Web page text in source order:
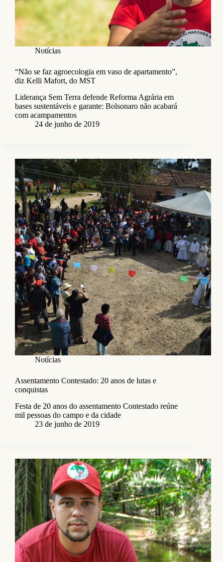
Notícias
“Não se faz agroecologia em vaso de apartamento”,
diz Kelli Mafort, do MST
Liderança Sem Terra defende Reforma Agrária em
bases sustentáveis e garante: Bolsonaro não acabará
com acampamentos
24 de junho de 2019
Notícias
Assentamento Contestado: 20 anos de lutas e
conquistas
Festa de 20 anos do assentamento Contestado reúne
mil pessoas do campo e da cidade
23 de junho de 2019